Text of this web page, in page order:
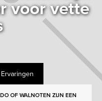
voor vette
Ervaringen
OF WALNOTEN ZIJN EEN